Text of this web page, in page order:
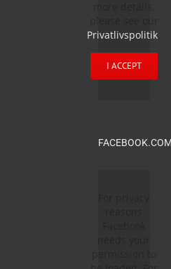
Privatlivspolitik
I ACCEPT